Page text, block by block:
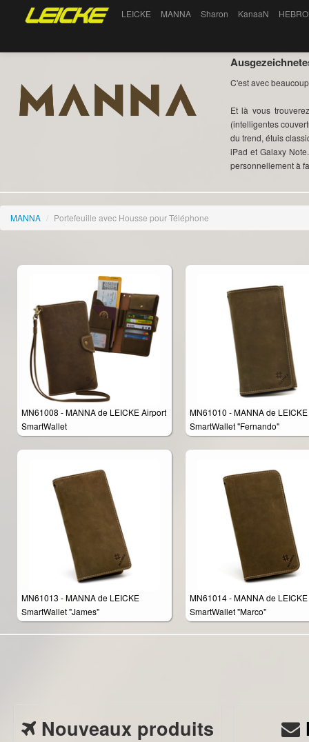
LEICKE MANNA Sharon KanaaN
C'est avec
Et là vous
(intelligentes
du trend, étuis
iPad et Galaxy
personnellement à
MANNA / Portefeuille avec Housse pour Téléphone
MN61008 - MANNA de LEICKE Airport
SmartWallet
MN61010 - MANNA de LEICKE
SmartWallet "Fernando"
MN61013 - MANNA de LEICKE
SmartWallet "James"
MN61014 - MANNA de LEICKE
SmartWallet "Marco"
Nouveaux produits